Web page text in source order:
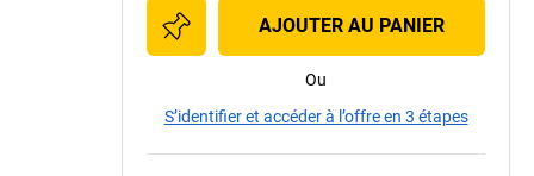
AJOUTER AU PANIER
Ou
S’identifier et accéder à l’offre en 3 étapes